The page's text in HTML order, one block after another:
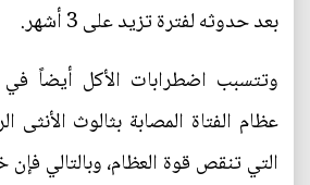
بعد حدوثه لفترة تزيد على 3 أشهر.
وتتسبب اضطرابات الأكل أيضاً
عظام الفتاة المصابة بثالوث الأنثى
التي تنقص قوة العظام، وبالتالي فإن